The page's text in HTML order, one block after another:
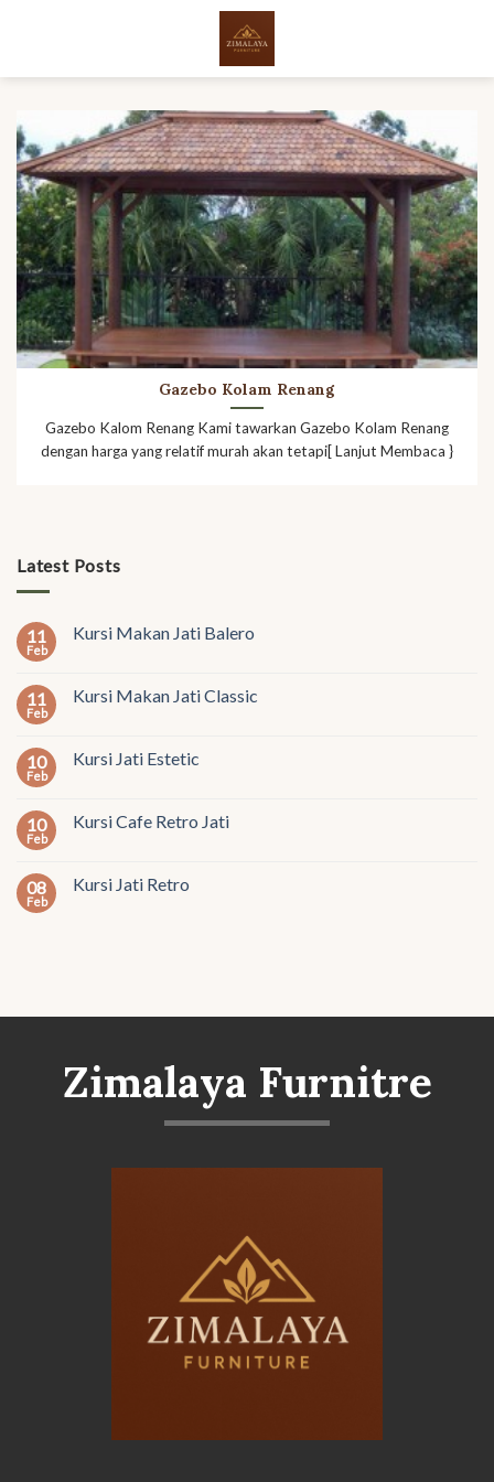
Latest Posts
11
Feb
Kursi Makan Jati Balero
11
Feb
Kursi Makan Jati Classic
10
Feb
Kursi Jati Estetic
10
Feb
Kursi Cafe Retro Jati
08
Feb
Kursi Jati Retro
Gazebo Kolam Renang
Gazebo Kalom Renang Kami tawarkan Gazebo Kolam Renang
dengan harga yang relatif murah akan tetapi[ Lanjut Membaca }
Zimalaya Furnitre